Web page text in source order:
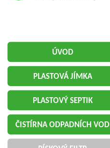
ÚVOD
PLASTOVÁ JÍMKA
PLASTOVÝ SEPTIK
ČISTÍRNA ODPADNÍCH VOD